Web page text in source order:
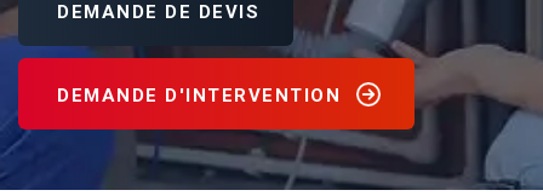
DEMANDE DE DEVIS
DEMANDE D'INTERVENTION